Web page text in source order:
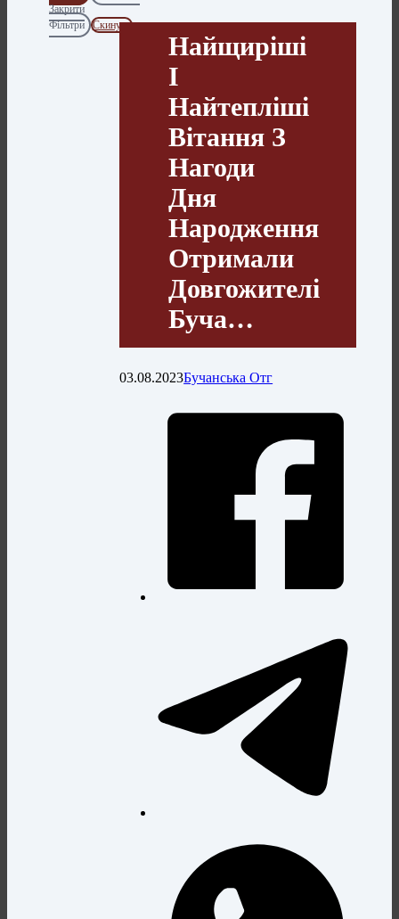
Закрити
Фільтри
Скинути
Найщиріші
І
Найтепліші
Вітання З
Нагоди
Дня
Народження
Отримали
Довгожителі
Буча…
03.08.2023Бучанська Отг